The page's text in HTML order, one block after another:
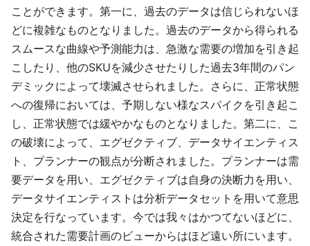
ことができます。第一に、過去のデータは信じられないほ
どに複雑なものとなりました。過去のデータから得られる
スムースな曲線や予測能力は、急激な需要の増加を引き起
こしたり、他のSKUを減少させたりした過去3年間のパン
デミックによって壊滅させられました。さらに、正常状態
への復帰においては、予期しない様なスパイクを引き起こ
し、正常状態では緩やかなものとなりました。第二に、こ
の破壊によって、エグゼクティブ、データサイエンティス
ト、プランナーの観点が分断されました。プランナーは需
要データを用い、エグゼクティブは自身の決断力を用い、
データサイエンティストは分析データセットを用いて意思
決定を行なっています。今では我々はかつてないほどに、
統合された需要計画のビューからはほど遠い所にいます。